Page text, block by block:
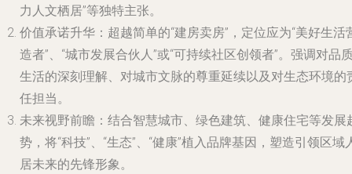
力人文栖居”等独特主张。
价值承诺升华 ：超越简单的“建房卖房”，定位应为“美好生活
造者”、“城市发展合伙人”或“可持续社区创领者”。强调对品
生活的深刻理解、对城市文脉的尊重延续以及对生态环境的
任担当。
未来视野前瞻 ：结合智慧城市、绿色建筑、健康住宅等发展
势，将“科技”、“生态”、“健康”植入品牌基因，塑造引领区域
居未来的先锋形象。